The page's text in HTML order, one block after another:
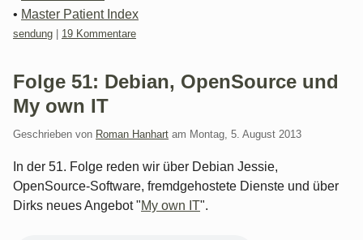
• Master Patient Index
Kategorien:
sendung 19 Kommentare
Folge 51: Debian, OpenSource und
My own IT
Geschrieben von Roman Hanhart am Montag, 5. August 2013
In der 51. Folge reden wir über Debian Jessie,
OpenSource-Software, fremdgehostete Dienste und über
Dirks neues Angebot "My own IT".